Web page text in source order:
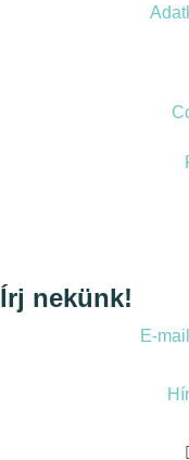
Írj nekünk!
E-